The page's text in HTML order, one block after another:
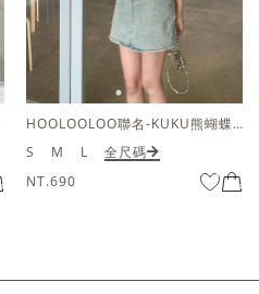
HOOLOOLOO聯名-KUKU熊蝴蝶結短袖上衣
S
M L
全尺碼
NT.690